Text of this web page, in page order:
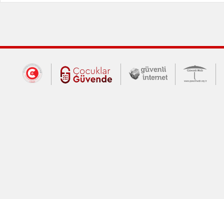
Dış Bağlantılar
Cumhurbaşkanlığı İletişim Merkezi
Çocuklar Güvende (yeni
Güvenli